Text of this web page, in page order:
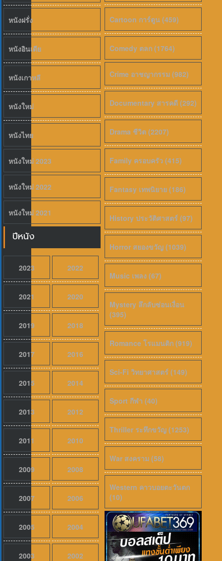
หนังฝรั่ง
หนังอินเดีย
หนังเกาหลี
หนังใหม่
หนังไทย
หนังใหม่ 2023
หนังใหม่ 2022
หนังใหม่ 2021
ปีหนัง
2023 2022
2021 2020
2019 2018
2017 2016
2015 2014
2013 2012
2011 2010
2009 2008
2007 2006
2005 2004
2003 2002
6.5
Cartoon การ์ตูน (459)
Comedy ตลก (1764)
Crime อาชญากรรม (982)
Documentary สารคดี (292)
Drama ชีวิต (2207)
Family ครอบครัว (415)
Fantasy เทพนิยาย (186)
History ประวัติศาสตร์ (97)
Horror สยองขวัญ (1039)
Music เพลง (67)
Mystery ลึกลับซ่อนเงื่อน
(395)
Romance โรแมนติก (919)
Sci-Fi วิทยาศาสตร์ (149)
Sport กีฬา (40)
Thriller ระทึกขวัญ (1253)
War สงคราม (58)
Western คาวบอยตะวันตก
(10)